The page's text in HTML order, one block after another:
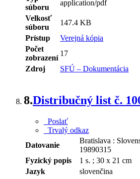
súboru
application/pdf
Velkosť
súboru
147.4 KB
Prístup
Verejná kópia
Počet
zobrazení
17
Zdroj
SFÚ – Dokumentácia
8.Distribučný list č.
Poslať
Trvalý odkaz
Datovanie
Bratislava :
19890315
Fyzický popis
1 s. ; 30 x 21 cm
Jazyk
slovenčina